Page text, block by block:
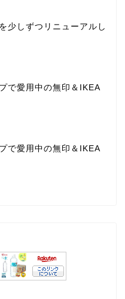
少しずつリニューアルし
で愛用中の無印＆IKEA
で愛用中の無印＆IKEA